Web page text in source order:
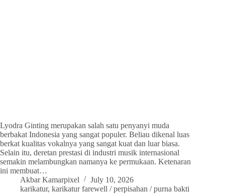
Lyodra Ginting merupakan salah satu penyanyi muda
berbakat Indonesia yang sangat populer. Beliau dikenal luas
berkat kualitas vokalnya yang sangat kuat dan luar biasa.
Selain itu, deretan prestasi di industri musik internasional
semakin melambungkan namanya ke permukaan. Ketenaran
ini membuat…
Akbar Kamarpixel
July 10, 2026
karikatur, karikatur farewell / perpisahan / purna bakti